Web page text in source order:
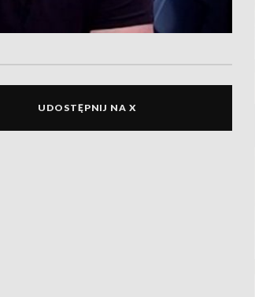
UDOSTĘPNIJ NA X